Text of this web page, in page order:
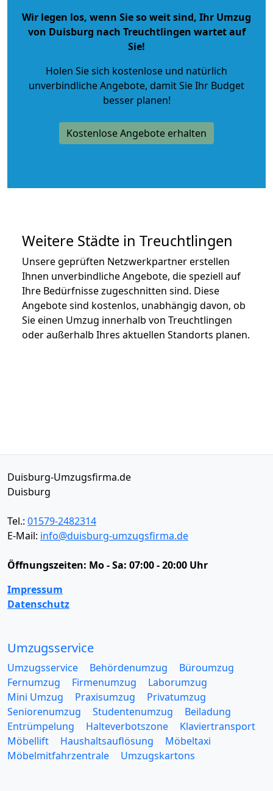
Wir legen los, wenn Sie so weit sind, Ihr Umzug
von Duisburg nach Treuchtlingen wartet auf
Sie!
Holen Sie sich kostenlose und natürlich
unverbindliche Angebote, damit Sie Ihr Budget
besser planen!
Kostenlose Angebote erhalten
Weitere Städte in Treuchtlingen
Unsere geprüften Netzwerkpartner erstellen
Ihnen unverbindliche Angebote, die speziell auf
Ihre Bedürfnisse zugeschnitten sind. Diese
Angebote sind kostenlos, unabhängig davon, ob
Sie einen Umzug innerhalb von Treuchtlingen
oder außerhalb Ihres aktuellen Standorts planen.
Duisburg-Umzugsfirma.de
Duisburg
Tel.: 01579-2482314
E-Mail: info@duisburg-umzugsfirma.de
Öffnungszeiten: Mo - Sa: 07:00 - 20:00 Uhr
Impressum
Datenschutz
Umzugsservice
Umzugsservice Behördenumzug
Büroumzug
Fernumzug
Firmenumzug
Laborumzug
Mini Umzug
Praxisumzug
Privatumzug
Seniorenumzug
Studentenumzug
Beiladung
Entrümpelung
Halteverbotszone
Klaviertransport
Möbellift
Haushaltsauflösung
Möbeltaxi
Möbelmitfahrzentrale
Umzugskartons